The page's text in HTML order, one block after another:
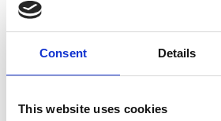
Consent Details
This website uses cookies
Leveringstid
Levering finder sted på det i
en forpligtelse til at levere på et